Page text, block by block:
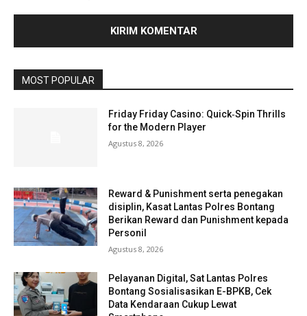
MOST POPULAR
Friday Friday Casino: Quick‑Spin Thrills
for the Modern Player
Agustus 8, 2026
Reward & Punishment serta penegakan
disiplin, Kasat Lantas Polres Bontang
Berikan Reward dan Punishment kepada
Personil
Agustus 8, 2026
Pelayanan Digital, Sat Lantas Polres
Bontang Sosialisasikan E-BPKB, Cek
Data Kendaraan Cukup Lewat